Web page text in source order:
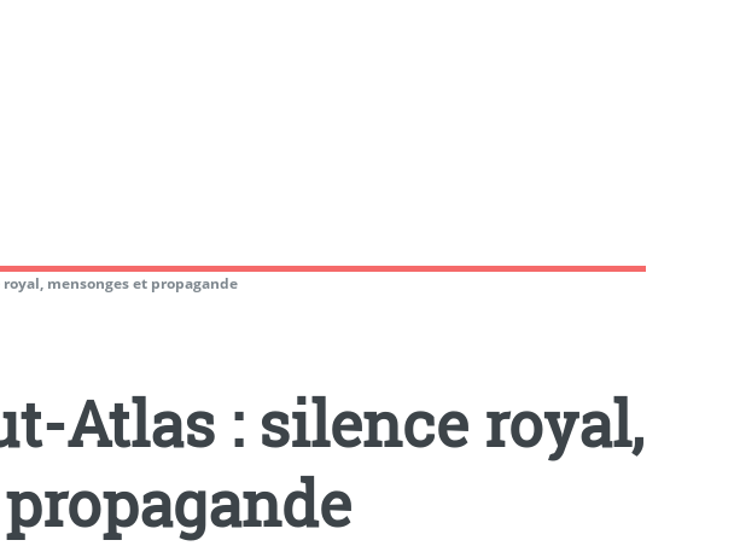
mensonges et propagande
Atlas : silence royal,